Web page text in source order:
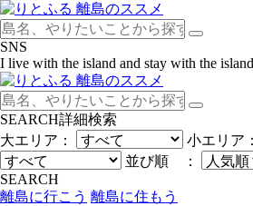
SNS
I live with the island and stay with the island
SEARCH詳細検索
大エリア：
小エリア：
並び順 ：
SEARCH
離島に行こう 離島に住もう